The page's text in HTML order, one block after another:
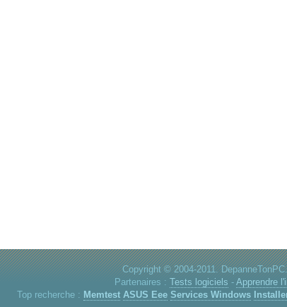
Copyright © 2004-2011.
Partenaires : Tests logiciels - Apprendre
Top recherche : Memtest ASUS Eee Services Windows